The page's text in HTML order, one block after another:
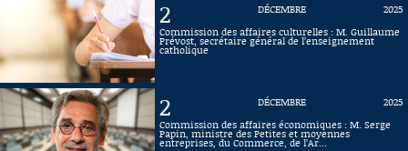
2 DÉCEMBRE
2025
Commission des affaires culturelles : M. Guillaume
Prévost, secrétaire général de l’enseignement
catholique
2 DÉCEMBRE
2025
Commission des affaires économiques : M. Serge
Papin, ministre des Petites et moyennes
entreprises, du Commerce, de l’Ar...